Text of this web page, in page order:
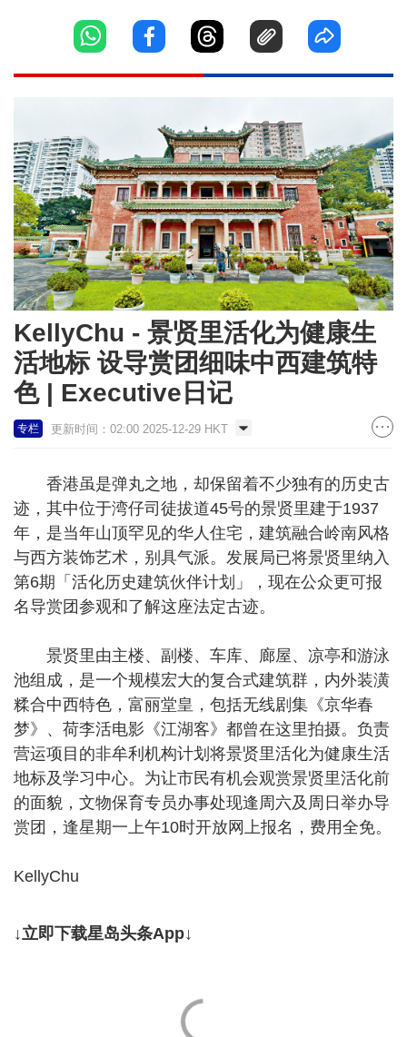
KellyChu - 景贤里活化为健康生
活地标 设导赏团细味中西建筑特
色 | Executive日记
专栏 更新时间：02:00 2025-12-29 HKT
香港虽是弹丸之地，却保留着不少独有的历史古
迹，其中位于湾仔司徒拔道45号的景贤里建于1937
年，是当年山顶罕见的华人住宅，建筑融合岭南风格
与西方装饰艺术，别具气派。发展局已将景贤里纳入
第6期「活化历史建筑伙伴计划」，现在公众更可报
名导赏团参观和了解这座法定古迹。
景贤里由主楼、副楼、车库、廊屋、凉亭和游泳
池组成，是一个规模宏大的复合式建筑群，内外装潢
糅合中西特色，富丽堂皇，包括无线剧集《京华春
梦》、荷李活电影《江湖客》都曾在这里拍摄。负责
营运项目的非牟利机构计划将景贤里活化为健康生活
地标及学习中心。为让市民有机会观赏景贤里活化前
的面貌，文物保育专员办事处现逢周六及周日举办导
赏团，逢星期一上午10时开放网上报名，费用全免。
KellyChu
↓立即下载星岛头条App↓